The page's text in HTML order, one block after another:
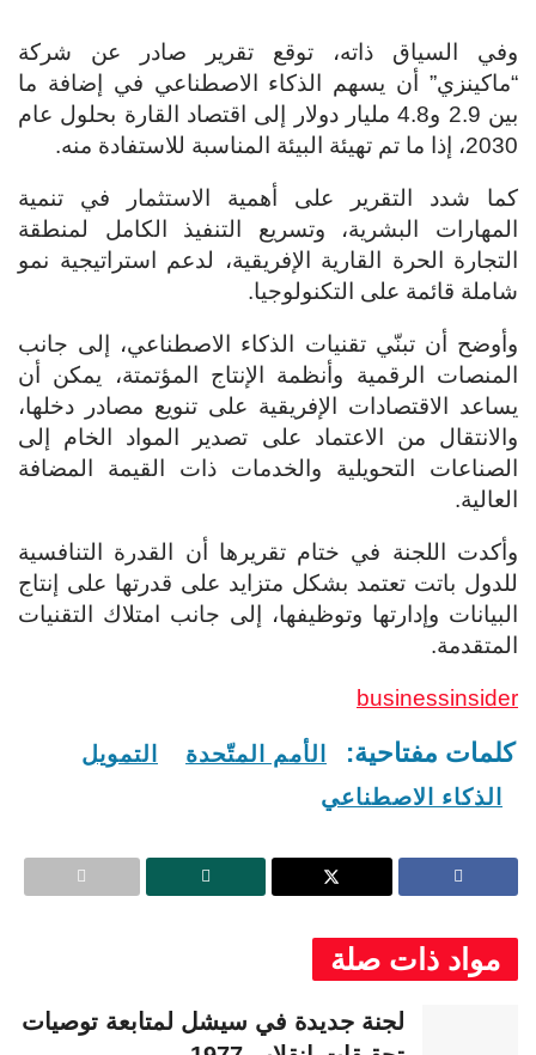
وفي السياق ذاته، توقع تقرير صادر عن شركة
“ماكينزي” أن يسهم الذكاء الاصطناعي في إضافة ما
بين 2.9 و4.8 مليار دولار إلى اقتصاد القارة بحلول عام
2030، إذا ما تم تهيئة البيئة المناسبة للاستفادة منه.
كما شدد التقرير على أهمية الاستثمار في تنمية
المهارات البشرية، وتسريع التنفيذ الكامل لمنطقة
التجارة الحرة القارية الإفريقية، لدعم استراتيجية نمو
شاملة قائمة على التكنولوجيا.
وأوضح أن تبنّي تقنيات الذكاء الاصطناعي، إلى جانب
المنصات الرقمية وأنظمة الإنتاج المؤتمتة، يمكن أن
يساعد الاقتصادات الإفريقية على تنويع مصادر دخلها،
والانتقال من الاعتماد على تصدير المواد الخام إلى
الصناعات التحويلية والخدمات ذات القيمة المضافة
العالية.
وأكدت اللجنة في ختام تقريرها أن القدرة التنافسية
للدول باتت تعتمد بشكل متزايد على قدرتها على إنتاج
البيانات وإدارتها وتوظيفها، إلى جانب امتلاك التقنيات
المتقدمة.
businessinsider
كلمات مفتاحية: الأمم المتّحدة
التمويل
الذكاء الاصطناعي
مواد ذات صلة
لجنة جديدة في سيشل لمتابعة توصيات